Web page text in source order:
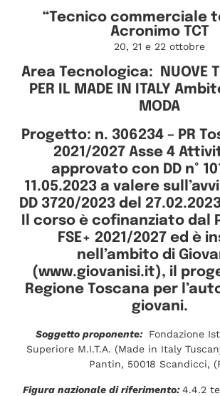
“Tecnico commerciale
Acronimo TCT
20, 21 e 22 ottobre
Area Tecnologica: NUOVE
PER IL MADE IN ITALY
MODA
Progetto: n. 306234 – PR
2021/2027 Asse 4
approvato con DD n°
11.05.2023 a valere
DD 3720/2023 del
Il corso è cofinanziato dal
FSE+ 2021/2027 ed è
nell’ambito di
(www.giovanisi.it), il
Regione Toscana per
giovani.
Soggetto proponente:
Fondazione
Superiore M.I.T.A. (Made in Italy
Pantin, 50018 Scandicci,
Figura nazionale di riferimento: 4.4.2